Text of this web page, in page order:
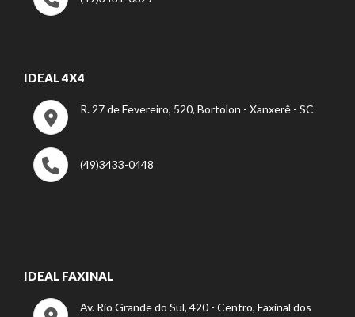
IDEAL 4X4
R. 27 de Fevereiro, 520, Bortolon - Xanxerê - SC
(49)3433-0448
IDEAL FAXINAL
Av. Rio Grande do Sul, 420 - Centro, Faxinal dos